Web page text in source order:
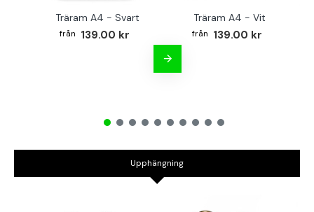
Träram A4 - Svart
139.00 kr
Träram A4 - Vit
139.00 kr
Upphängning